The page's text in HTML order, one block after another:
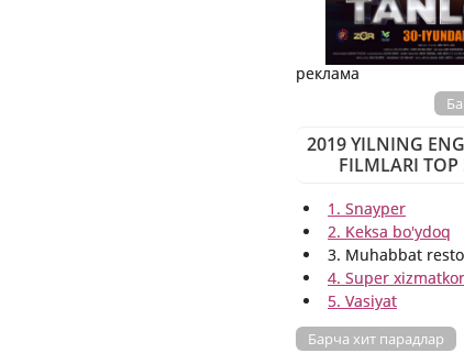
реклама
2019 YILNING
FILMLARI TOP
1. Snayper
2. Keksa bo'ydoq
3. Muhabbat
4. Super xizmatkor
5. Vasiyat
Барча хит парадлар